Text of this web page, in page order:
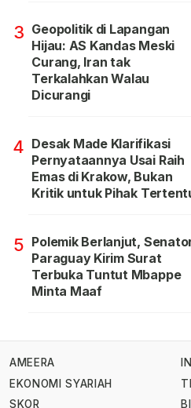
3 Geopolitik di Lapangan
Hijau: AS Kandas Meski
Curang, Iran tak
Terkalahkan Walau
Dicurangi
4 Desak Made Klarifikasi
Pernyataannya Usai Raih
Emas di Krakow, Bukan
Kritik untuk Pihak
5 Polemik Berlanjut,
Paraguay Kirim Surat
Terbuka Tuntut Mbappe
Minta Maaf
AMEERA
EKONOMI SYARIAH
SKOR